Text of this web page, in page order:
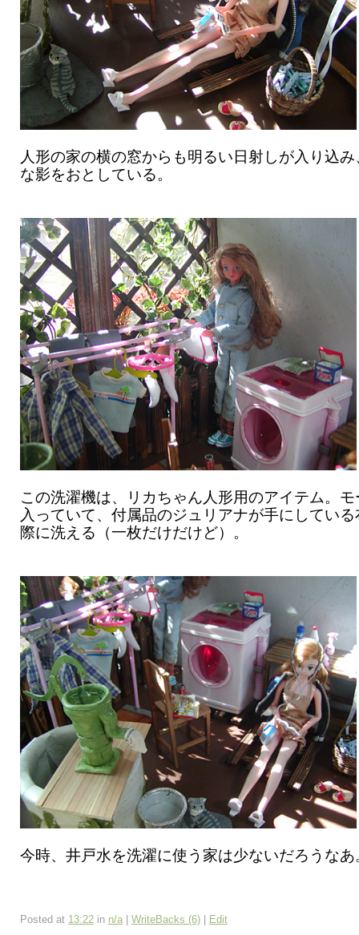
人形の家の横の窓からも明るい日射しが入り込
な影をおとしている。
この洗濯機は、リカちゃん人形用のアイテム。
入っていて、付属品のジュリアナが手にしてい
際に洗える（一枚だけだけど）。
今時、井戸水を洗濯に使う家は少ないだろうなあ
Posted at 13:22 in n/a WriteBacks (6) Edit